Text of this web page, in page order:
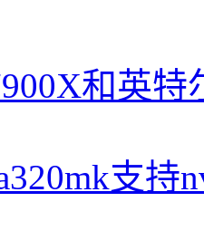
和英特
支持